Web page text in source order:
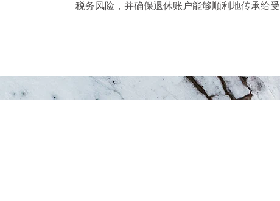
税务风险，并确保退休账户能够顺利地传承给受